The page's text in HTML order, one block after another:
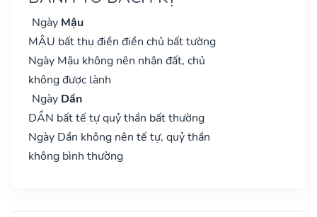
Ngày Mậu
MẬU bất thụ điền điền chủ bất tường
Ngày Mậu không nên nhận đất, chủ
không được lành
Ngày Dần
DẦN bất tế tự quỷ thần bất thường
Ngày Dần không nên tế tự, quỷ thần
không bình thường